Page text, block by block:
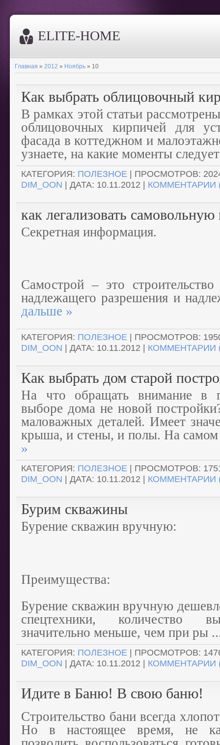
ELITE-HOME
Главная » 2012 » Ноябрь » 10
Как выбрать облицовочный
В рамках этой статьи
облицовочных кирпичей для
фасада в коттеджном и
узнаете, на какие моменты
КАТЕГОРИЯ: ПОЛЕЗНОЕ | ПРОСМОТРОВ:
DIM_OON | ДАТА: 10.11.2012 | КОММЕНТАРИИ
как легализовать самовольную
Секретная информация.
Самострой – это
надлежащего разрешения и
дальше »
КАТЕГОРИЯ: ПОЛЕЗНОЕ | ПРОСМОТРОВ:
DIM_OON | ДАТА: 10.11.2012 | КОММЕНТАРИИ
Как выбрать дом старой
На что обращать внимание в
выборе дома не новой
маловажных деталей. Имеет
крыша, и стены, и полы. На
»
КАТЕГОРИЯ: ПОЛЕЗНОЕ | ПРОСМОТРОВ:
DIM_OON | ДАТА: 10.11.2012 | КОММЕНТАРИИ
Бурим скважины
Бурение скважин вручную:
Преимущества:
Бурение скважин вручную
спецтехники, количество
значительно меньше, чем при ры
КАТЕГОРИЯ: ПОЛЕЗНОЕ | ПРОСМОТРОВ:
DIM_OON | ДАТА: 10.11.2012 | КОММЕНТАРИИ
Идите в Баню! В свою баню!
Строительство бани всегда
Но в настоящее время, не